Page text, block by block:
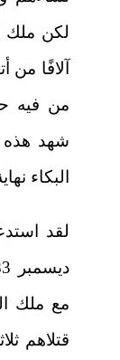
لكن ملك
آلافًا من
من فيه
شهد هذه
البكاء
مع ملك
قتلاهم